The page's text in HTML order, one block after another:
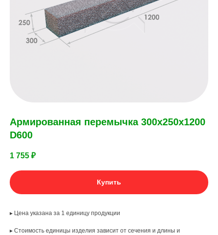
Армированная перемычка 300х250х1200
D600
1 755 ₽
Купить
▸ Цена указана за 1 единицу продукции
▸ Стоимость единицы изделия зависит от сечения и длины и